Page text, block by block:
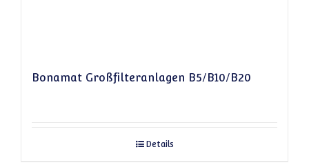
Bonamat Großfilteranlagen B5/B10/B20
Details